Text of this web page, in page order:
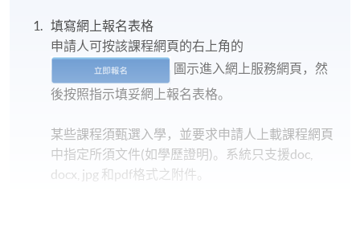
填寫網上報名表格
申請人可按該課程網頁的右上角的
圖示進入網上服務網頁，然
後按照指示填妥網上報名表格。
某些課程須甄選入學，並要求申請人上載課程網頁
中指定所須文件(如學歷證明)。系統只支援doc,
docx, jpg 和pdf格式之附件。